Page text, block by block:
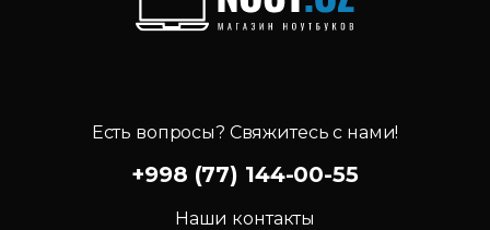
Есть вопросы? Свяжитесь с нами!
+998 (77) 144-00-55
Наши контакты